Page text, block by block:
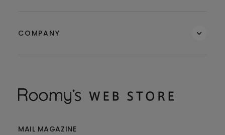
COMPANY
MAIL MAGAZINE